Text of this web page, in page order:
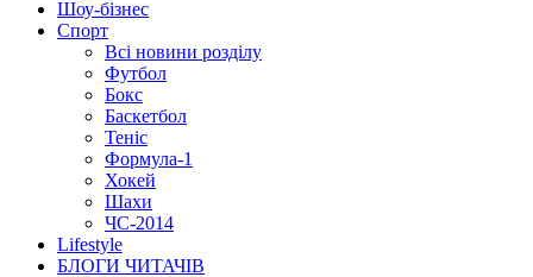
Шоу-бізнес
Спорт
Всі новини розділу
Футбол
Бокс
Баскетбол
Теніс
Формула-1
Хокей
Шахи
ЧС-2014
Lifestyle
БЛОГИ ЧИТАЧІВ